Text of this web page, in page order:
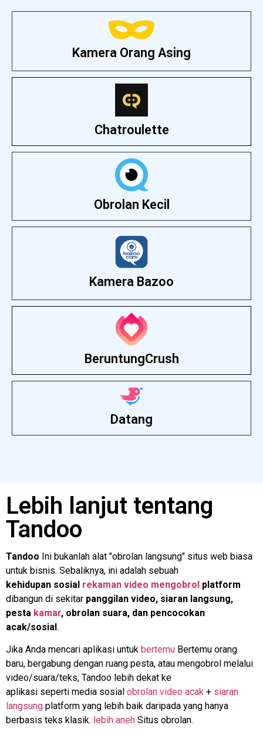
Kamera Orang Asing
Chatroulette
Obrolan Kecil
Kamera Bazoo
BeruntungCrush
Datang
Lebih lanjut tentang
Tandoo
Tandoo Ini bukanlah alat "obrolan langsung" situs web biasa
untuk bisnis. Sebaliknya, ini adalah sebuah
kehidupan sosial rekaman video mengobrol platform
dibangun di sekitar panggilan video, siaran langsung,
pesta kamar, obrolan suara, dan pencocokan
acak/sosial.
Jika Anda mencari aplikasi untuk bertemu Bertemu orang
baru, bergabung dengan ruang pesta, atau mengobrol melalui
video/suara/teks, Tandoo lebih dekat ke
aplikasi seperti media sosial obrolan video acak + siaran
langsung platform yang lebih baik daripada yang hanya
berbasis teks klasik. lebih aneh Situs obrolan.